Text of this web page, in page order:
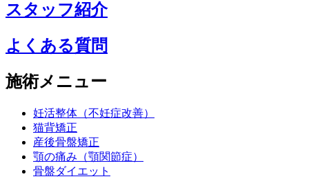
スタッフ紹介
よくある質問
施術メニュー
妊活整体（不妊症改善）
猫背矯正
産後骨盤矯正
顎の痛み（顎関節症）
骨盤ダイエット